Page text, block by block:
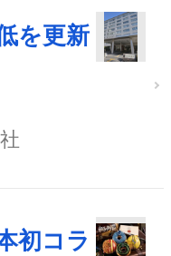
を更新
初コラ